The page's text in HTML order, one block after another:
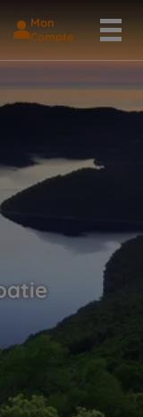
Mon
Compte